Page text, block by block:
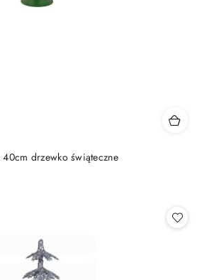
40cm drzewko świąteczne